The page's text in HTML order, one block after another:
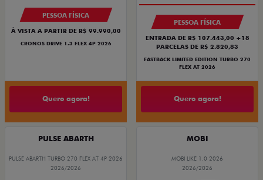
PESSOA FÍSICA
À VISTA A PARTIR DE R$ 99.990,00
CRONOS DRIVE 1.3 FLEX 4P 2026
Quero agora!
PESSOA FÍSICA
ENTRADA DE R$ 107.443,00 +18
PARCELAS DE R$ 2.820,83
FASTBACK LIMITED EDITION TURBO 270
FLEX AT 2026
Quero agora!
PULSE ABARTH
PULSE ABARTH TURBO 270 FLEX AT 4P 2026
2026/2026
MOBI
MOBI LIKE 1.0 2026
2026/2026